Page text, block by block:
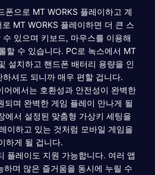
폰으로 MT WORKS 플레이하고 계
MT WORKS 플레이하면 더 큰 스
있으며 키보드, 마우스를 이용해
할 수 있습니다. PC로 녹스에서 MT
설치하고 핸드폰 배터리 용량을 인
셔도 되니까 매우 편할 겁니다.
어에서는 호환성과 안전성이 완벽한
되며 완벽한 게임 플레이 만나게 될
에서 설정된 맞춤형 가상키 세팅을
이하고 있는 것처럼 모바일 게임을
하게 될 겁니다.
플레이도 지원 가능합니다. 여러 앱
하며 많은 즐거움을 동시에 누릴 수